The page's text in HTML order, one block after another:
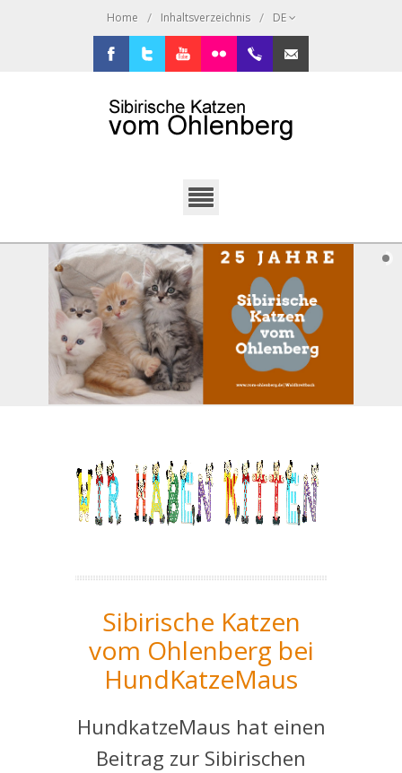
Home / Inhaltsverzeichnis / DE
Sibirische Katzen
vom Ohlenberg bei
HundKatzeMaus
HundkatzeMaus hat einen
Beitrag zur Sibirischen